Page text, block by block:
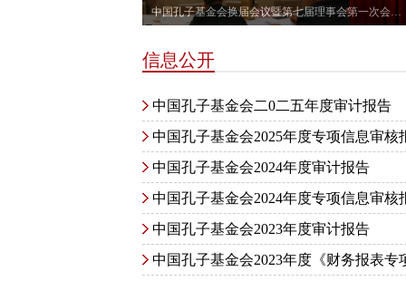
中国孔子基金会换届会议暨第七届理事会第一次会议召开
信息公开
中国孔子基金会二0二五年度审计报告
中国孔子基金会2025年度专项信息审核
中国孔子基金会2024年度审计报告
中国孔子基金会2024年度专项信息审核
中国孔子基金会2023年度审计报告
中国孔子基金会2023年度《财务报表专